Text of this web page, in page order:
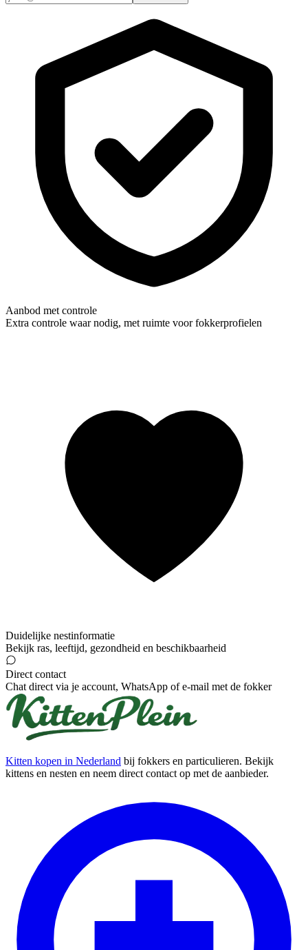
Aanbod met controle
Extra controle waar nodig, met ruimte voor fokkerprofielen
Duidelijke nestinformatie
Bekijk ras, leeftijd, gezondheid en beschikbaarheid
Direct contact
Chat direct via je account, WhatsApp of e-mail met de fokker
Kitten kopen in Nederland bij fokkers en particulieren. Bekijk
kittens en nesten en neem direct contact op met de aanbieder.